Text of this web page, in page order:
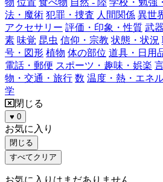
物 位置 食べ物 自然 - 陸 学校・勉強
法・魔術 犯罪・捜査 人間関係 異世
アクセサリー 評価・印象・性質 武
素 味覚 昆虫 信仰・宗教 状態・状況
号・図形 植物 体の部位 道具・日用
電話・郵便 スポーツ・趣味・娯楽
物・交通・旅行 数 温度・熱・エネ
学
閉じる
♥ 0
お気に入り
閉じる
すべてクリア
お気に入りはまだありません。